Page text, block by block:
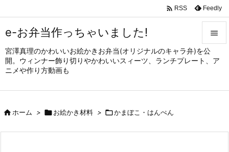
e-お弁当作っちゃいました!
宮澤真理のかわいいお絵かきお弁当(オリジナルのキャラ弁)を公
開。ウィンナー飾り切りやかわいいスィーツ、ランチプレート、ア
ニメや作り方動画も


メニュ
サイド

 RSS Feedly
ホーム > お絵かき材料 > かまぼこ・はんぺん